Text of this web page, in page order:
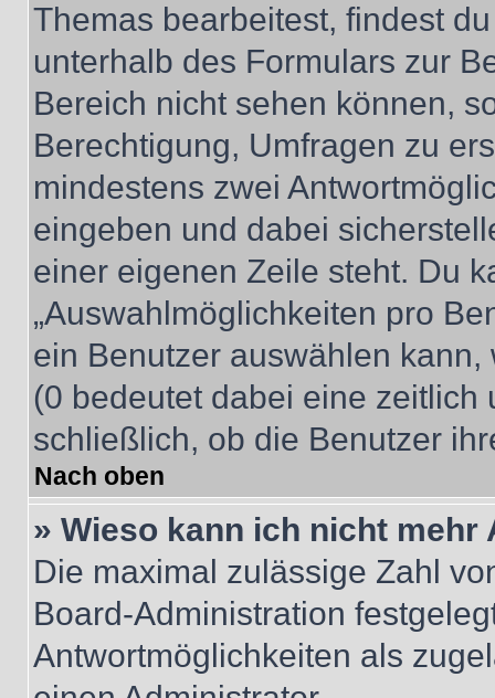
Themas bearbeitest, findest
unterhalb des Formulars zur
Bereich nicht sehen können,
Berechtigung, Umfragen zu
mindestens zwei
eingeben und dabei
einer eigenen Zeile steht. Du
„Auswahlmöglichkeiten pro
ein Benutzer auswählen
(0 bedeutet dabei eine
schließlich, ob die Benutzer
Nach oben
» Wieso kann ich nicht
Die maximal zulässige Zahl
Board-Administration
Antwortmöglichkeiten als